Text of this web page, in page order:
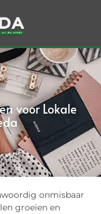
voor Lokale
onmisbaar
groeien en